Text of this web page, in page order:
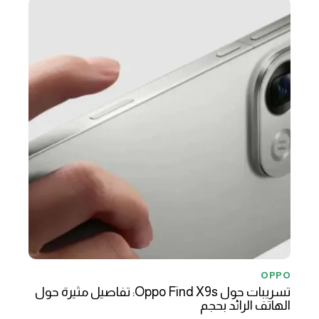
OPPO
تسريبات حول Oppo Find X9s: تفاصيل مثيرة حول
الهاتف الرائد بحجم